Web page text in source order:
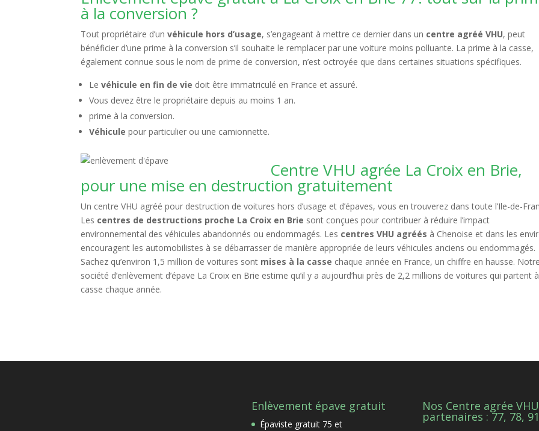
à la conversion ?
Tout propriétaire d’unvéhicule hors d’usage, s’engageant à mettre ce dernier dans un centre agréé VHU, peut
bénéficier d’une prime à la conversion s’il souhaite le remplacer par une voiture moins polluante. La prime à la casse,
également connue sous le nom de prime de conversion, n’est octroyée que dans certaines situations spécifiques.
Levéhicule en fin de vie doit être immatriculé en France et assuré.
Vous devez être le propriétaire depuis au moins 1 an.
prime à la conversion.
Véhicule pour particulier ou une camionnette.
Centre VHU agrée La Croix en Brie,
pour une mise en destruction gratuitement
Un centre VHU agréé pour destruction de voitures hors d’usage et d’épaves, vous en trouverez dans toute l’Ile-de-
Les centres de destructions proche La Croix en Brie sont conçues pour contribuer à réduire l’impact
environnemental des véhicules abandonnés ou endommagés. Les centres VHU agréés à Chenoise et dans les
encouragent les automobilistes à se débarrasser de manière appropriée de leurs véhicules anciens ou endommagés.
Sachez qu’environ 1,5 million de voitures sont mises à la casse chaque année en France, un chiffre en hausse. Notre
société d’enlèvement d’épave La Croix en Brie estime qu’il y a aujourd’hui près de 2,2 millions de voitures qui partent
casse chaque année.
Enlèvement épave gratuit
Épaviste gratuit 75 et
Nos Centre agrée VHU
partenaires : 77, 78, 91